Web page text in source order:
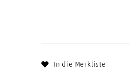
In die Merkliste